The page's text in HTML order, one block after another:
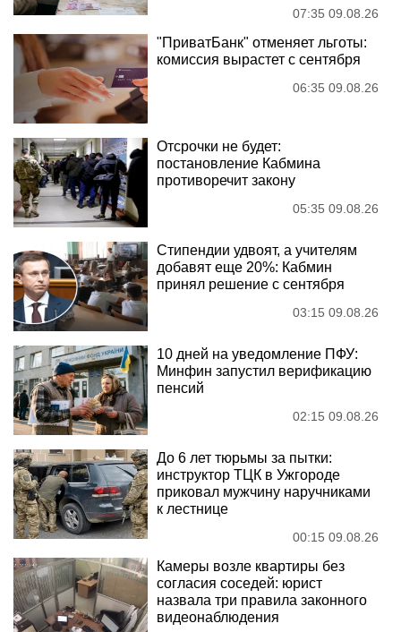
07:35 09.08.26
"ПриватБанк" отменяет льготы:
комиссия вырастет с сентября
06:35 09.08.26
Отсрочки не будет:
постановление Кабмина
противоречит закону
05:35 09.08.26
Стипендии удвоят, а учителям
добавят еще 20%: Кабмин
принял решение с сентября
03:15 09.08.26
10 дней на уведомление ПФУ:
Минфин запустил верификацию
пенсий
02:15 09.08.26
До 6 лет тюрьмы за пытки:
инструктор ТЦК в Ужгороде
приковал мужчину наручниками
к лестнице
00:15 09.08.26
Камеры возле квартиры без
согласия соседей: юрист
назвала три правила законного
видеонаблюдения